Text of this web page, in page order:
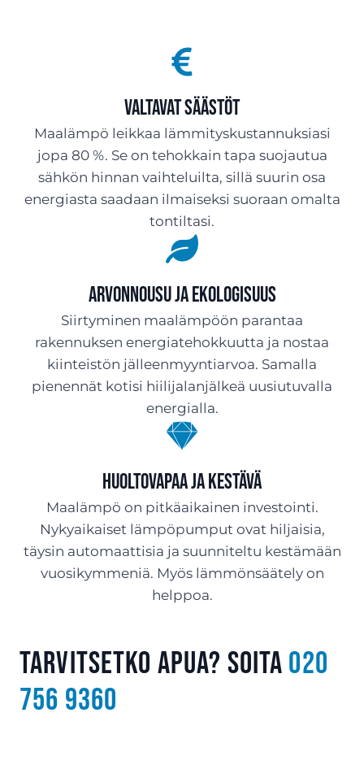
Valtavat säästöt
Maalämpö leikkaa lämmityskustannuksiasi
jopa 80 %. Se on tehokkain tapa suojautua
sähkön hinnan vaihteluilta, sillä suurin osa
energiasta saadaan ilmaiseksi suoraan omalta
tontiltasi.
Arvonnousu ja ekologisuus
Siirtyminen maalämpöön parantaa
rakennuksen energiatehokkuutta ja nostaa
kiinteistön jälleenmyyntiarvoa. Samalla
pienennät kotisi hiilijalanjälkeä uusiutuvalla
energialla.
Huoltovapaa ja kestävä
Maalämpö on pitkäaikainen investointi.
Nykyaikaiset lämpöpumput ovat hiljaisia,
täysin automaattisia ja suunniteltu kestämään
vuosikymmeniä. Myös lämmönsäätely on
helppoa.
Tarvitsetko apua? Soita 020
756 9360